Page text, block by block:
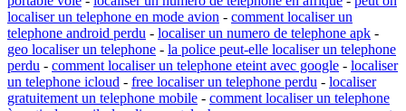
localiser un telephone en mode avion - comment localiser un
telephone android perdu - localiser un numero de telephone apk -
geo localiser un telephone - la police peut-elle localiser un telephone
perdu - comment localiser un telephone eteint avec google - localiser
un telephone icloud - free localiser un telephone perdu - localiser
gratuitement un telephone mobile - comment localiser un telephone